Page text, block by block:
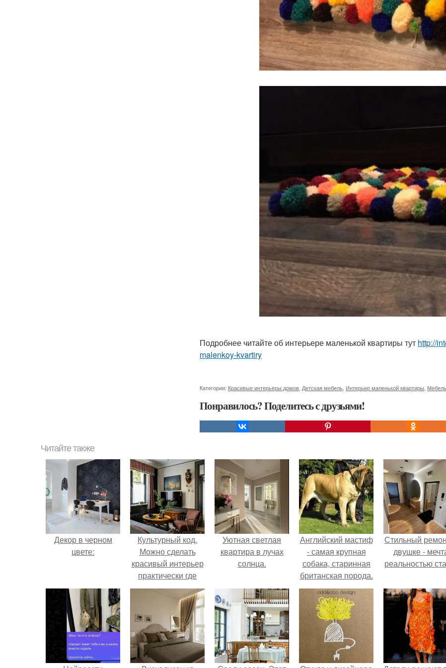
Подробнее читайте об интерьере маленькой квартиры тут http://
malenkoy-kvartiry
Категории: Красивые интерьеры домов Детская мебель Интерьер маленькой квартиры
Понравилось? Поделитесь с друзьями!
Читайте также
Декор в черном
цвете:
Культурный код.
Можно сделать
красивый интерьер
практически где
угодно.
Уютная светлая
квартира в лучах
солнца.
Английский мастиф
- самая крупная
собака, старинная
британская порода.
Стильный
двушке -
реальностью